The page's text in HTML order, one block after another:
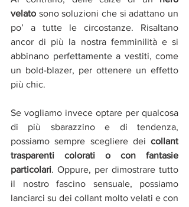
velato sono soluzioni che si adattano un
po’ a tutte le circostanze. Risaltano
ancor di più la nostra femminilità e si
abbinano perfettamente a vestiti, come
un bold-blazer, per ottenere un effetto
più chic.
Se vogliamo invece optare per qualcosa
di più sbarazzino e di tendenza,
possiamo sempre scegliere dei collant
trasparenti colorati o con fantasie
particolari. Oppure, per dimostrare tutto
il nostro fascino sensuale, possiamo
lanciarci su dei collant molto velati e con